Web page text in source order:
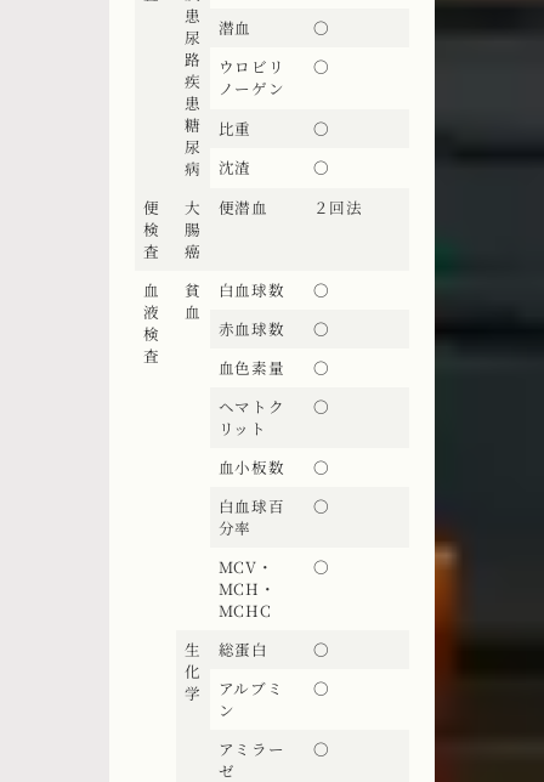
患
尿
路
疾
患
糖
尿
病
潜血
〇
ウロビリ
ノーゲン
〇
比重
〇
沈渣
〇
便
検
査
大
腸
癌
便潜血 ２回法
血
液
検
査
貧
血
白血球数
〇
赤血球数
〇
血色素量
〇
ヘマトク
リット
〇
血小板数
〇
白血球百
分率
〇
MCV・
MCH・
MCHC
〇
生
化
学
総蛋白
〇
アルブミ
ン
〇
アミラー
ゼ
〇